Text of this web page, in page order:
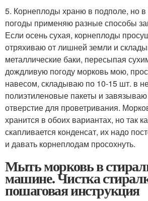
5. Корнеплоды храню в подполе, но в
погоды применяю разные способы
Если осень сухая, корнеплоды
отряхиваю от лишней земли и
металлические баки, пересыпая
дождливую погоду морковь мою,
навесом, складываю по 10-15 шт. в
полиэтиленовые пакеты и
отверстие для проветривания.
хранится в обоих вариантах, но так
скапливается конденсат, их надо
и давать корнеплодам просохнуть.
Мыть морковь в
машине. Чистка
пошаговая инструкция